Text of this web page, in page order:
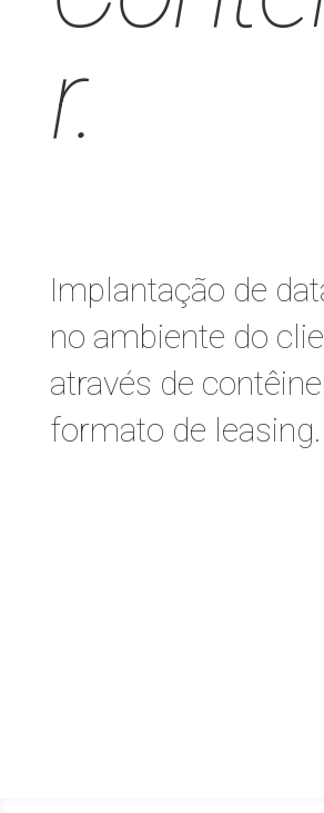
r.
Implantação de
no ambiente do
através de
formato de leasing.